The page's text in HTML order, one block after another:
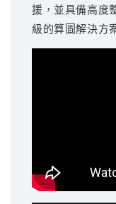
援，並具備高度
級的算圖解決方